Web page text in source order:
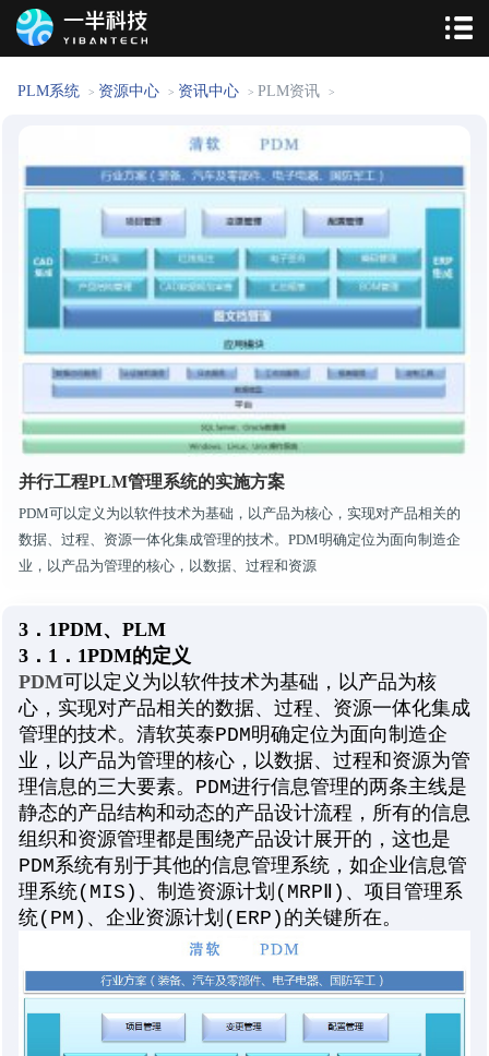
PLM系统 > 资源中心 > 资讯中心 > PLM资讯 >
并行工程PLM管理系统的实施方案
PDM可以定义为以软件技术为基础，以产品为核心，实现对产品相关的
数据、过程、资源一体化集成管理的技术。PDM明确定位为面向制造企
业，以产品为管理的核心，以数据、过程和资源
3．1PDM、PLM
3．1．1PDM的定义
PDM可以定义为以软件技术为基础，以产品为核
心，实现对产品相关的数据、过程、资源一体化集成
管理的技术。清软英泰PDM明确定位为面向制造企
业，以产品为管理的核心，以数据、过程和资源为管
理信息的三大要素。PDM进行信息管理的两条主线是
静态的产品结构和动态的产品设计流程，所有的信息
组织和资源管理都是围绕产品设计展开的，这也是
PDM系统有别于其他的信息管理系统，如企业信息管
理系统(MIS)、制造资源计划(MRPⅡ)、项目管理系
统(PM)、企业资源计划(ERP)的关键所在。